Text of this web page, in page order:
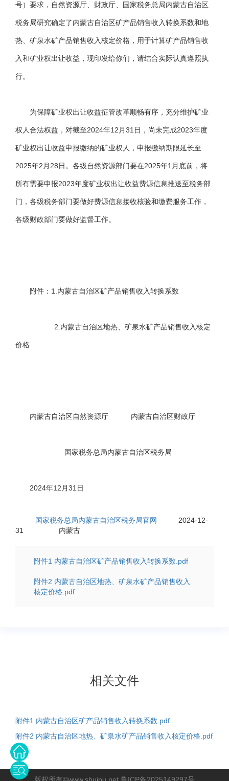
号）要求，自然资源厅、财政厅、国家税务总局内蒙古自治区
税务局研究确定了内蒙古自治区矿产品销售收入转换系数和地
热、矿泉水矿产品销售收入核定价格，用于计算矿产品销售收
入和矿业权出让收益，现印发给你们，请结合实际认真遵照执
行。
为保障矿业权出让收益征管改革顺畅有序，充分维护矿业
权人合法权益，对截至2024年12月31日，尚未完成2023年度
矿业权出让收益申报缴纳的矿业权人，申报缴纳期限延长至
2025年2月28日。各级自然资源部门要在2025年1月底前，将
所有需要申报2023年度矿业权出让收益费源信息推送至税务部
门，各级税务部门要做好费源信息接收核验和缴费服务工作，
各级财政部门要做好监督工作。
附件：1.内蒙古自治区矿产品销售收入转换系数
2.内蒙古自治区地热、矿泉水矿产品销售收入核定
价格
内蒙古自治区自然资源厅 内蒙古自治区财政厅
国家税务总局内蒙古自治区税务局
2024年12月31日
国家税务总局内蒙古自治区税务局官网
2024-12-
31
内蒙古
附件1 内蒙古自治区矿产品销售收入转换系数.pdf
附件2 内蒙古自治区地热、矿泉水矿产品销售收入
核定价格.pdf
相关文件
附件1 内蒙古自治区矿产品销售收入转换系数.pdf
附件2 内蒙古自治区地热、矿泉水矿产品销售收入核定价格.pdf